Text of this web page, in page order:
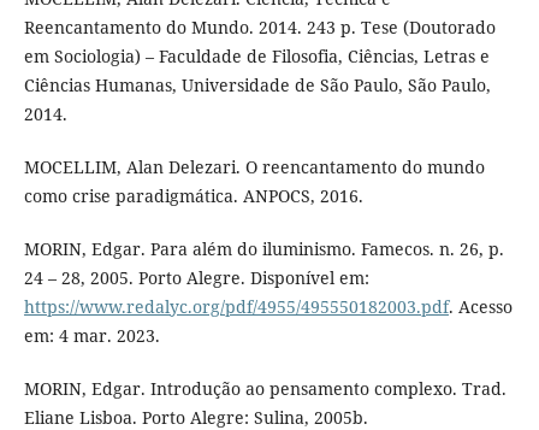
Reencantamento do Mundo. 2014. 243 p. Tese (Doutorado
em Sociologia) – Faculdade de Filosofia, Ciências, Letras e
Ciências Humanas, Universidade de São Paulo, São Paulo,
2014.
MOCELLIM, Alan Delezari. O reencantamento do mundo
como crise paradigmática. ANPOCS, 2016.
MORIN, Edgar. Para além do iluminismo. Famecos. n. 26, p.
24 – 28, 2005. Porto Alegre. Disponível em:
https://www.redalyc.org/pdf/4955/495550182003.pdf. Acesso
em: 4 mar. 2023.
MORIN, Edgar. Introdução ao pensamento complexo. Trad.
Eliane Lisboa. Porto Alegre: Sulina, 2005b.